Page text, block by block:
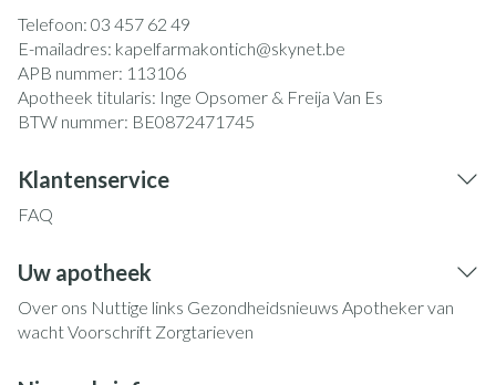
Telefoon: 03 457 62 49
E-mailadres: kapelfarmakontich@skynet.be
APB nummer: 113106
Apotheek titularis: Inge Opsomer & Freija Van Es
BTW nummer: BE0872471745
Klantenservice
FAQ
Uw apotheek
Over ons Nuttige links Gezondheidsnieuws Apotheker van
wachtVoorschrift Zorgtarieven